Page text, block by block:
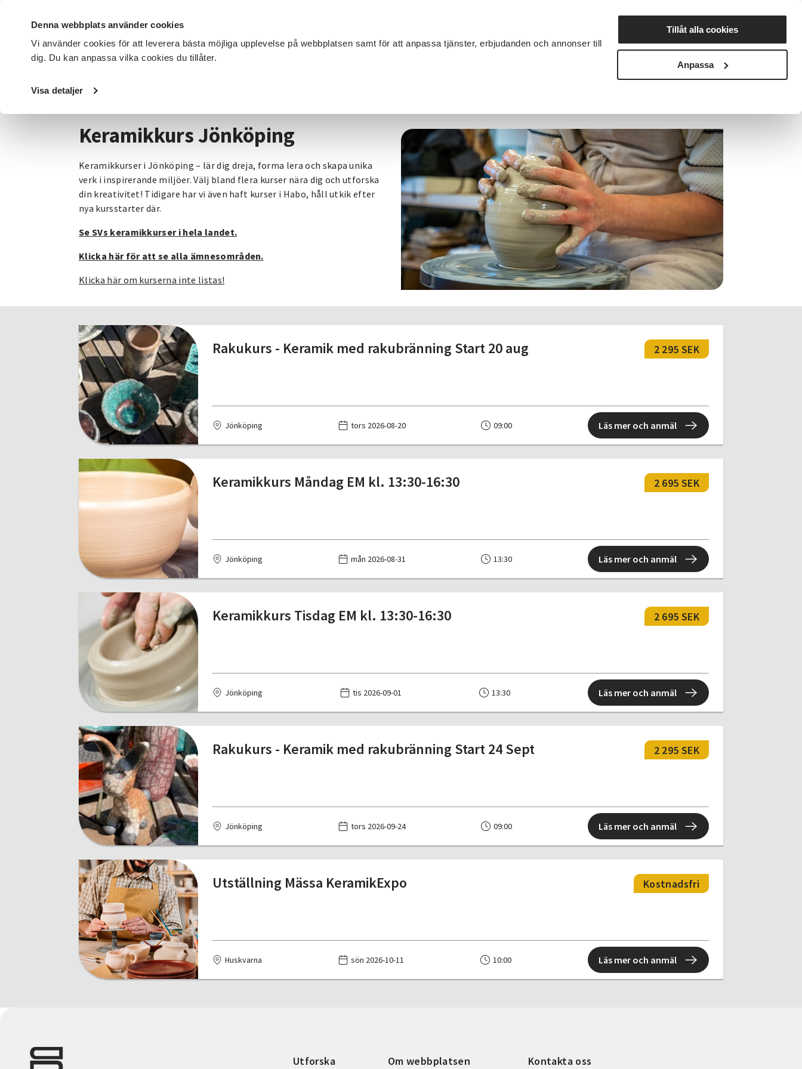
Denna webbplats använder cookies
Vi använder cookies för att leverera bästa möjliga upplevelse på webbplatsen samt för att anpassa tjänster, erbjudanden och annonser till
dig. Du kan anpassa vilka cookies du tillåter.
Visa detaljer
Tillåt alla cookies
Anpassa
DET HÄR GÖR VI FÖR DIG SOM SÖK KURSER OCH EVENEMANG Nyheter Avdelningar
Startsida / Avdelningar
Keramikkurs Jönköping
Keramikkurser i Jönköping – lär dig dreja, forma lera och skapa unika
verk i inspirerande miljöer. Välj bland flera kurser nära dig och utforska
din kreativitet! Tidigare har vi även haft kurser i Habo, håll utkik efter
nya kursstarter där.
Se SVs keramikkurser i hela landet.
Klicka här för att se alla ämnesområden.
Klicka här om kurserna inte listas!
Rakukurs - Keramik med rakubränning Start 20 aug 2 295 SEK
Jönköping tors 2026-08-20 09:00 Läs mer och anmäl
Keramikkurs Måndag EM kl. 13:30-16:30 2 695 SEK
Jönköping mån 2026-08-31 13:30 Läs mer och anmäl
Keramikkurs Tisdag EM kl. 13:30-16:30 2 695 SEK
Jönköping tis 2026-09-01 13:30 Läs mer och anmäl
Rakukurs - Keramik med rakubränning Start 24 Sept 2 295 SEK
Jönköping tors 2026-09-24 09:00 Läs mer och anmäl
Utställning Mässa KeramikExpo Kostnadsfri
Huskvarna sön 2026-10-11 10:00 Läs mer och anmäl
Utforska Om webbplatsen Kontakta oss